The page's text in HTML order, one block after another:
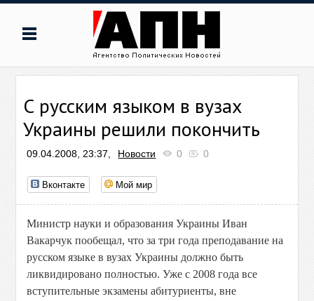
С русским языком в вузах
Украины решили покончить
09.04.2008, 23:37, Новости 0 0
Вконтакте Мой мир
Министр науки и образования Украины Иван
Вакарчук пообещал, что за три года преподавание на
русском языке в вузах Украины должно быть
ликвидировано полностью. Уже с 2008 года все
вступительные экзамены абитуриенты, вне